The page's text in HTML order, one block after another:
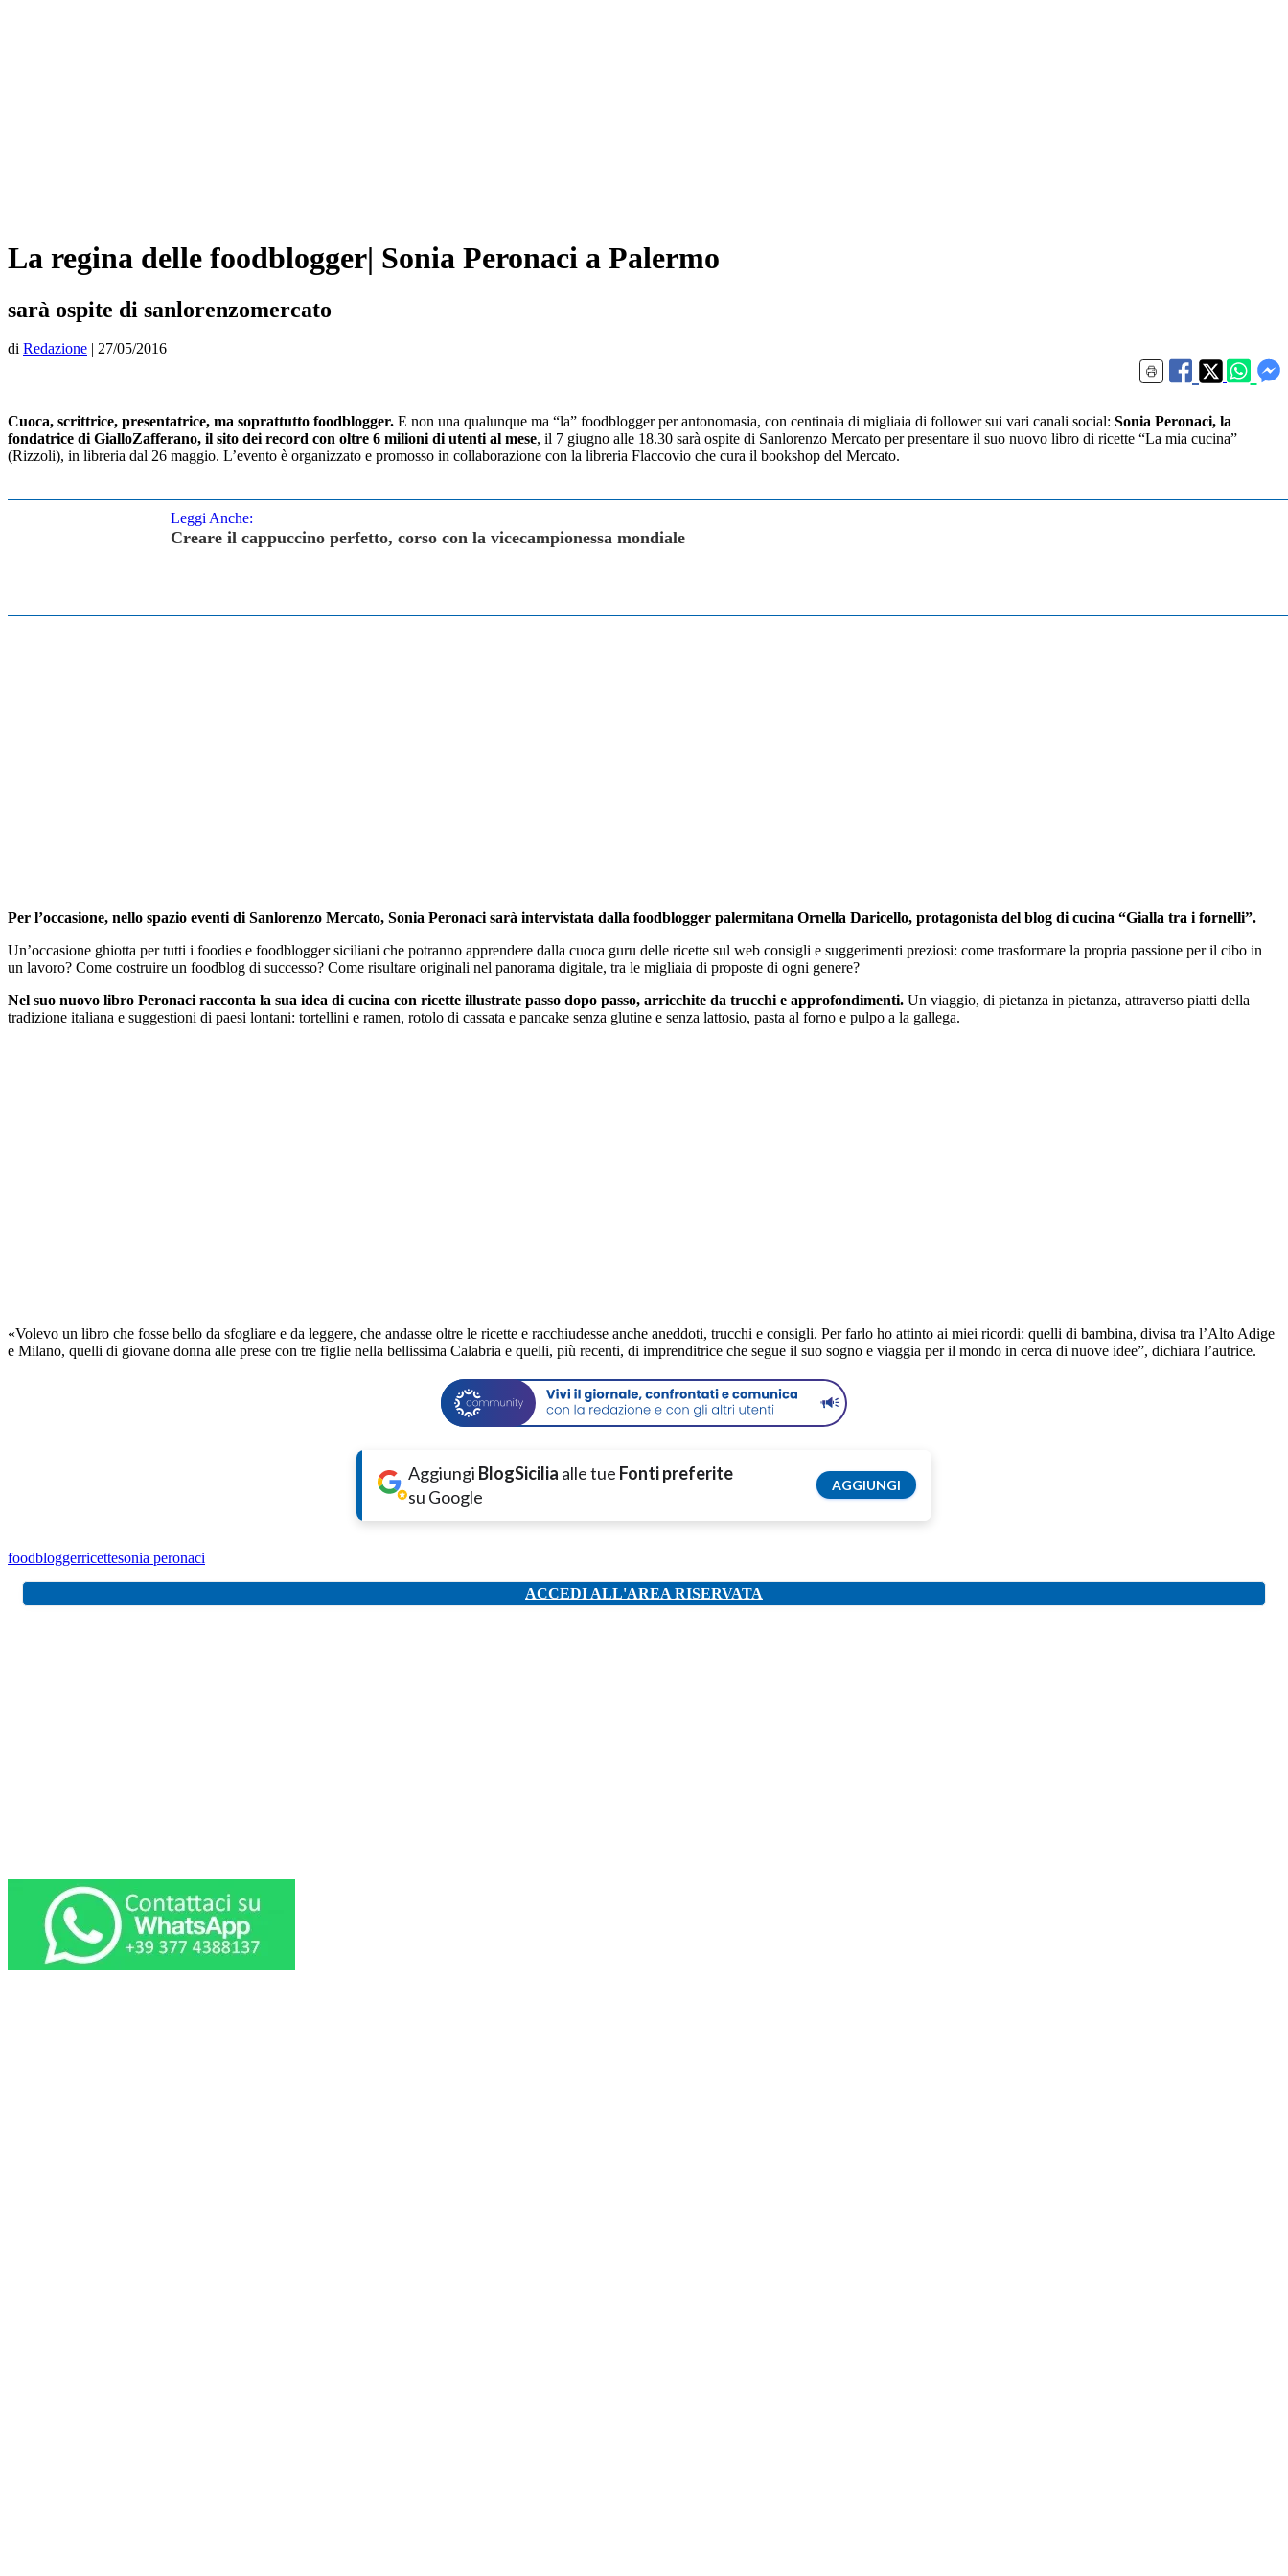
La regina delle foodblogger| Sonia Peronaci a Palermo
sarà ospite di sanlorenzomercato
di Redazione | 27/05/2016
Cuoca, scrittrice, presentatrice, ma soprattutto foodblogger. E non una qualunque ma “la” foodblogger per antonomasia, con centinaia di migliaia di follower sui vari canali social: Sonia Peronaci, la
fondatrice di GialloZafferano, il sito dei record con oltre 6 milioni di utenti al mese, il 7 giugno alle 18.30 sarà ospite di Sanlorenzo Mercato per presentare il suo nuovo libro di ricette “La mia cucina”
(Rizzoli), in libreria dal 26 maggio. L’evento è organizzato e promosso in collaborazione con la libreria Flaccovio che cura il bookshop del Mercato.
Leggi Anche:
Creare il cappuccino perfetto, corso con la vicecampionessa mondiale
Per l’occasione, nello spazio eventi di Sanlorenzo Mercato, Sonia Peronaci sarà intervistata dalla foodblogger palermitana Ornella Daricello, protagonista del blog di cucina “Gialla tra i fornelli”.
Un’occasione ghiotta per tutti i foodies e foodblogger siciliani che potranno apprendere dalla cuoca guru delle ricette sul web consigli e suggerimenti preziosi: come trasformare la propria passione per il cibo in
un lavoro? Come costruire un foodblog di successo? Come risultare originali nel panorama digitale, tra le migliaia di proposte di ogni genere?
Nel suo nuovo libro Peronaci racconta la sua idea di cucina con ricette illustrate passo dopo passo, arricchite da trucchi e approfondimenti. Un viaggio, di pietanza in pietanza, attraverso piatti della
tradizione italiana e suggestioni di paesi lontani: tortellini e ramen, rotolo di cassata e pancake senza glutine e senza lattosio, pasta al forno e pulpo a la gallega.
«Volevo un libro che fosse bello da sfogliare e da leggere, che andasse oltre le ricette e racchiudesse anche aneddoti, trucchi e consigli. Per farlo ho attinto ai miei ricordi: quelli di bambina, divisa tra l’Alto Adige
e Milano, quelli di giovane donna alle prese con tre figlie nella bellissima Calabria e quelli, più recenti, di imprenditrice che segue il suo sogno e viaggia per il mondo in cerca di nuove idee”, dichiara l’autrice.
Aggiungi BlogSicilia alle tue Fonti preferite
su Google
AGGIUNGI
foodbloggerricettesonia peronaci
ACCEDI ALL'AREA RISERVATA